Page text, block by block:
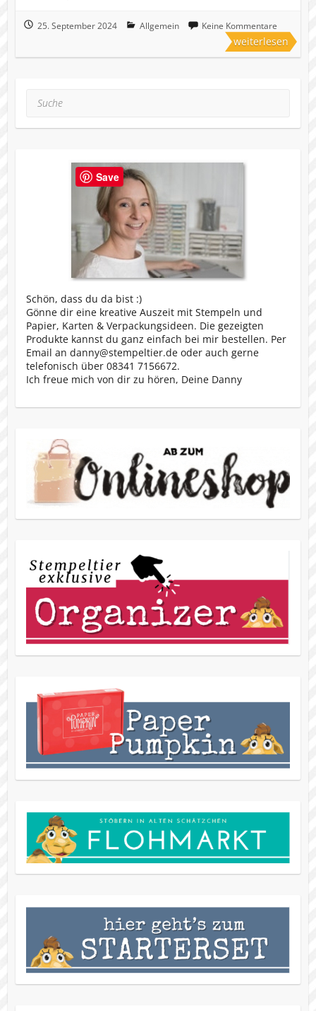
25. September 2024 Allgemein Keine Kommentare
weiterlesen
Schön, dass du da bist :)
Gönne dir eine kreative Auszeit mit Stempeln und
Papier, Karten & Verpackungsideen. Die gezeigten
Produkte kannst du ganz einfach bei mir bestellen. Per
Email an danny@stempeltier.de oder auch gerne
telefonisch über 08341 7156672.
Ich freue mich von dir zu hören, Deine Danny
Save